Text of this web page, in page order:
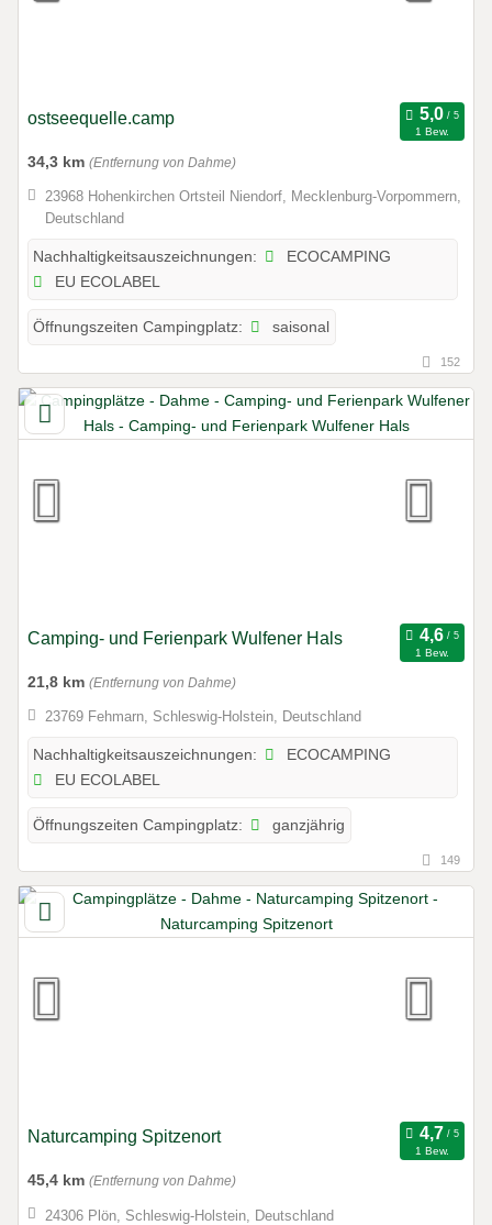
ostseequelle.camp
1 Bew.
34,3 km (Entfernung von Dahme)
23968 Hohenkirchen Ortsteil Niendorf, Mecklenburg-Vorpommern,
Deutschland
Nachhaltigkeitsauszeichnungen:
ECOCAMPING
EU ECOLABEL
Öffnungszeiten Campingplatz: saisonal
152
Camping- und Ferienpark Wulfener Hals
1 Bew.
21,8 km (Entfernung von Dahme)
23769 Fehmarn, Schleswig-Holstein, Deutschland
Nachhaltigkeitsauszeichnungen:
ECOCAMPING
EU ECOLABEL
Öffnungszeiten Campingplatz: ganzjährig
149
Naturcamping Spitzenort
1 Bew.
45,4 km (Entfernung von Dahme)
24306 Plön, Schleswig-Holstein, Deutschland